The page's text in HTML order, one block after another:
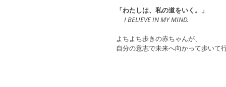
「わたしは、私の道をいく。」
I BELIEVE IN MY MIND.
よちよち歩きの赤ちゃんが、
自分の意志で未来へ向かって歩いて